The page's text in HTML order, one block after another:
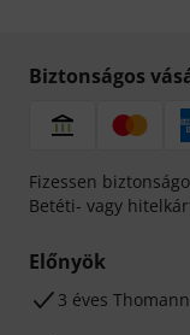
Biztonságos
Fizessen
Betéti- vagy
Előnyök
3 éves